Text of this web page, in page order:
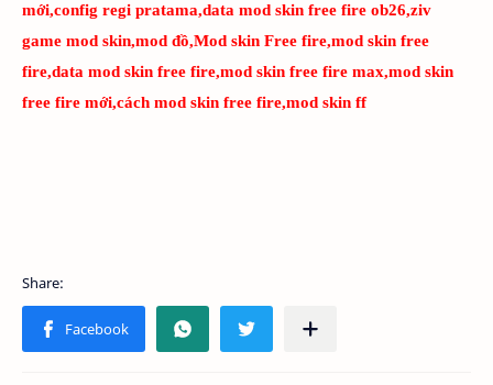
mới,config regi pratama,data mod skin free fire ob26,ziv
game mod skin,mod đồ,Mod skin Free fire,mod skin free
fire,data mod skin free fire,mod skin free fire max,mod skin
free fire mới,cách mod skin free fire,mod skin ff